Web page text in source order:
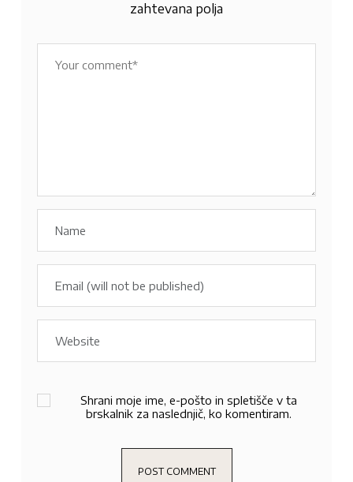
zahtevana polja
Shrani moje ime, e-pošto in spletišče v ta
brskalnik za naslednjič, ko komentiram.